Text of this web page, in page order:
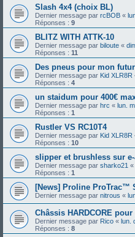
Slash 4x4 (choix BL)
Dernier message par rcBOB «
Réponses : 9
BLITZ WITH ATTK-10
Dernier message par biloute «
Réponses : 11
Des pneus pour mon
Dernier message par Kid XLR8R
Réponses : 4
un staidum pour 400€
Dernier message par hrc « lun.
Réponses : 1
Rustler VS RC10T4
Dernier message par Kid XLR8R
Réponses : 10
slipper et brushless sur
Dernier message par sharko21 «
Réponses : 1
[News] Proline ProTrac™
Dernier message par nitrous «
Châssis HARDCORE
Dernier message par Rico « lun.
Réponses : 8